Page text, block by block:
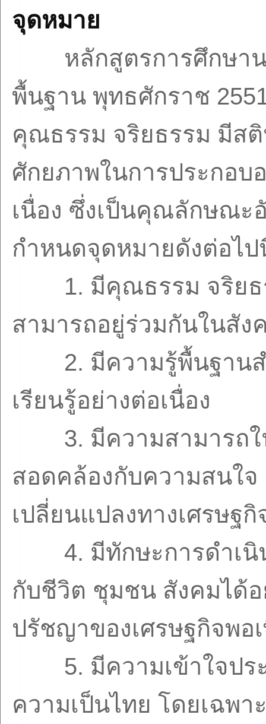
จุดหมาย
หลักสูตรการศึกษา
พื้นฐาน พุทธศักราช
คุณธรรม จริยธรรม มี
ศักยภาพในการประกอบ
เนื่อง ซึ่งเป็นคุณลักษณะ
กำหนดจุดหมายดังต่อไป
1. มีคุณธรรม จริย
สามารถอยู่ร่วมกันในสัง
2. มีความรู้พื้นฐาน
เรียนรู้อย่างต่อเนื่อง
3. มีความสามารถ
สอดคล้องกับความสนใ
เปลี่ยนแปลงทางเศรษฐ
4. มีทักษะการดำเ
กับชีวิต ชุมชน สังคมได้
ปรัชญาของเศรษฐกิจพอ
5. มีความเข้าใจป
ความเป็นไทย โดยเฉพ